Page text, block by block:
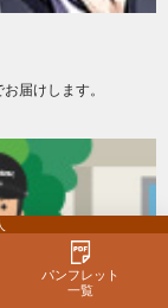
届けします。
パンフレット
一覧